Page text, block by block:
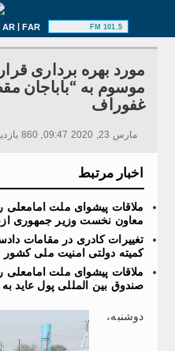
AR|FAR 101.5 FM
مورد بهره برداری
موسوم به “باباجان
غفوراف
مارس 23, 2020 09:47, 860 بازدید ها
اخبار مرتبط
ملاقات پیشوای ملت
معاون نخست وزیر جمهوری
تغییرات کادری در مقامات
کمیته دولتی امنیت ملی کشور
ملاقات پیشوای ملت امامعلی
صندوق بین المللی پول عاید به
دوشنبه،